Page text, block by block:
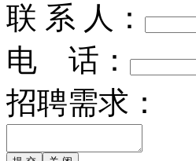
联 系 人：
电 话：
招聘需求：